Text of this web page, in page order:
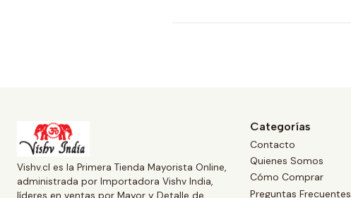
Vishv.cl es la Primera Tienda Mayorista Online,
administrada por Importadora Vishv India,
líderes en ventas por Mayor y Detalle de
Categorías
Contacto
Quienes Somos
Cómo Comprar
Preguntas Frecuentes